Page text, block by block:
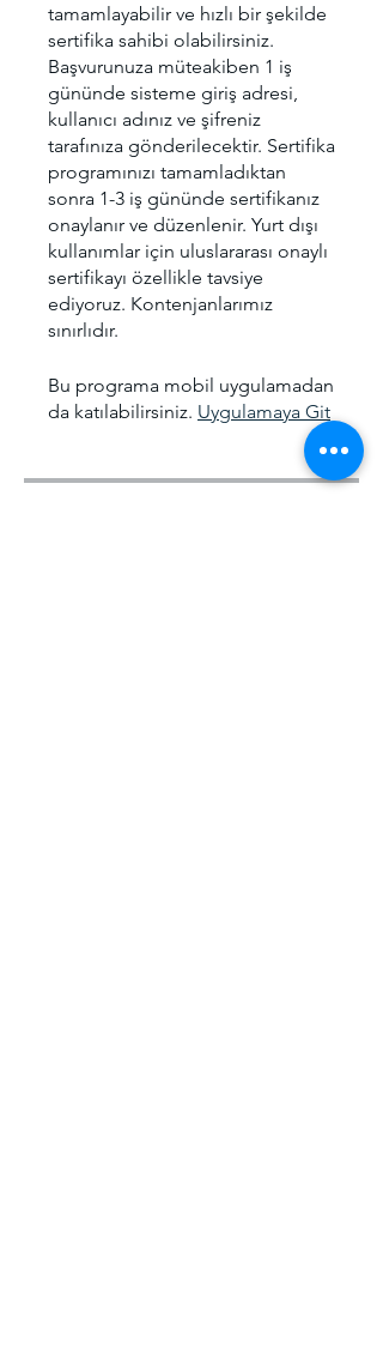
tamamlayabilir ve hızlı bir şekilde
sertifika sahibi olabilirsiniz.
Başvurunuza müteakiben 1 iş
gününde sisteme giriş adresi,
kullanıcı adınız ve şifreniz
tarafınıza gönderilecektir. Sertifika
programınızı tamamladıktan
sonra 1-3 iş gününde sertifikanız
onaylanır ve düzenlenir. Yurt dışı
kullanımlar için uluslararası onaylı
sertifikayı özellikle tavsiye
ediyoruz. Kontenjanlarımız
sınırlıdır.
Bu programa mobil uygulamadan
da katılabilirsiniz. Uygulamaya Git